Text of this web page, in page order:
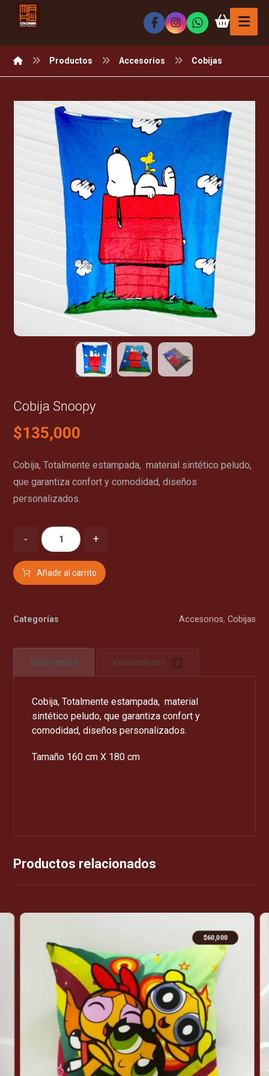
Productos Accesorios Cobijas
Cobija Snoopy
$135,000
Cobija, Totalmente estampada, material sintético peludo,
que garantiza confort y comodidad, diseños
personalizados.
- +
Añadir al carrito
Categorías Accesorios, Cobijas
Descripción Valoraciones 0
Cobija, Totalmente estampada, material
sintético peludo, que garantiza confort y
comodidad, diseños personalizados.
Tamaño 160 cm X 180 cm
Productos relacionados
$60,000